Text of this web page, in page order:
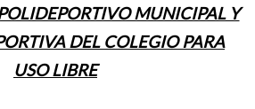
MUNICIPAL Y
DEL COLEGIO PARA
USO LIBRE